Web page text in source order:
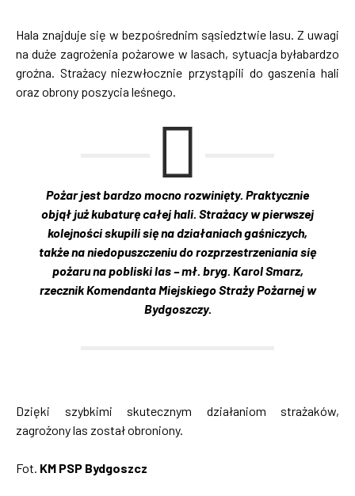
Hala znajduje się w bezpośrednim sąsiedztwie lasu. Z uwagi
na duże zagrożenia pożarowe w lasach, sytuacja byłabardzo
groźna. Strażacy niezwłocznie przystąpili do gaszenia hali
oraz obrony poszycia leśnego.
Pożar jest bardzo mocno rozwinięty. Praktycznie
objął już kubaturę całej hali. Strażacy w pierwszej
kolejności skupili się na działaniach gaśniczych,
także na niedopuszczeniu do rozprzestrzeniania się
pożaru na pobliski las – mł. bryg. Karol Smarz,
rzecznik Komendanta Miejskiego Straży Pożarnej w
Bydgoszczy.
Dzięki szybkimi skutecznym działaniom strażaków,
zagrożony las został obroniony.
Fot. KM PSP Bydgoszcz